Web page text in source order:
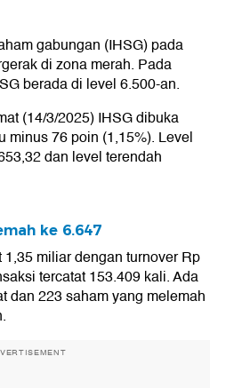
gabungan (IHSG) pada
di zona merah. Pada
berada di level 6.500-an.
(14/3/2025) IHSG dibuka
minus 76 poin (1,15%). Level
dan level terendah
ke 6.647
miliar dengan turnover Rp
tercatat 153.409 kali. Ada
dan 223 saham yang melemah